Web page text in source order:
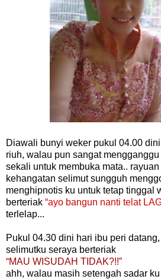
Diawali bunyi weker pukul 04.00
riuh, walau pun sangat
sekali untuk membuka mata..
kehangatan selimut sungguh
menghipnotis ku untuk tetap tinggal
berteriak “ayo bangun nanti telat
terlelap...
Pukul 04.30 dini hari ibu peri
selimutku seraya berteriak
“MAU WISUDAH TIDAK?!!”
ahh, walau masih setengah sadar